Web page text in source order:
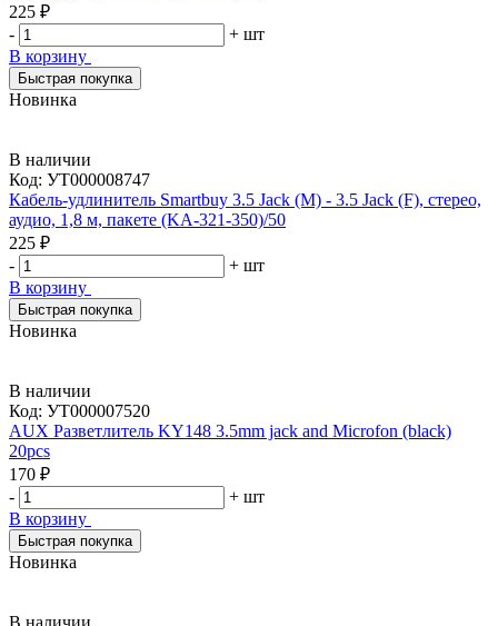
225 ₽
-
+ шт
В корзину
Быстрая покупка
Новинка
В наличии
Код: УТ000008747
Кабель-удлинитель Smartbuy 3.5 Jack (M) - 3.5 Jack (F), стерео,
аудио, 1,8 м, пакете (KA-321-350)/50
225 ₽
-
+ шт
В корзину
Быстрая покупка
Новинка
В наличии
Код: УТ000007520
AUX Разветлитель KY148 3.5mm jack and Microfon (black)
20pcs
170 ₽
-
+ шт
В корзину
Быстрая покупка
Новинка
В наличии